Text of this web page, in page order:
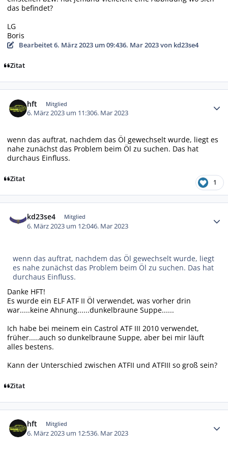
das befindet?
LG
Boris
Bearbeitet6. März 2023 um 09:436. Mar 2023von kd23se4
Zitat
hft Mitglied
6. März 2023 um 11:306. Mar 2023
wenn das auftrat, nachdem das Öl gewechselt wurde, liegt es
nahe zunächst das Problem beim Öl zu suchen. Das hat
durchaus Einfluss.
Zitat 1
kd23se4 Mitglied
6. März 2023 um 12:046. Mar 2023
wenn das auftrat, nachdem das Öl gewechselt wurde, liegt
es nahe zunächst das Problem beim Öl zu suchen. Das hat
durchaus Einfluss.
Danke HFT!
Es wurde ein ELF ATF II Öl verwendet, was vorher drin
war.....keine Ahnung......dunkelbraune Suppe......
Ich habe bei meinem ein Castrol ATF III 2010 verwendet,
früher.....auch so dunkelbraune Suppe, aber bei mir läuft
alles bestens.
Kann der Unterschied zwischen ATFII und ATFIII so groß sein?
Zitat
hft Mitglied
6. März 2023 um 12:536. Mar 2023